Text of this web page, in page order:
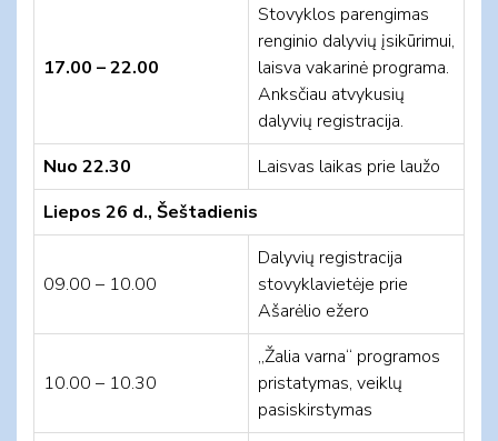
17.00 – 22.00
Stovyklos parengimas
renginio dalyvių įsikūrimui,
laisva vakarinė programa.
Anksčiau atvykusių
dalyvių registracija.
Nuo 22.30
Laisvas laikas prie laužo
Liepos 26 d., Šeštadienis
09.00 – 10.00
Dalyvių registracija
stovyklavietėje prie
Ašarėlio ežero
10.00 – 10.30
„Žalia varna“ programos
pristatymas, veiklų
pasiskirstymas